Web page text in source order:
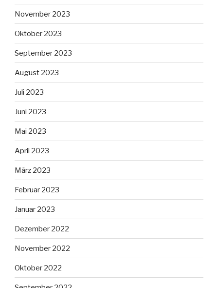
November 2023
Oktober 2023
September 2023
August 2023
Juli 2023
Juni 2023
Mai 2023
April 2023
März 2023
Februar 2023
Januar 2023
Dezember 2022
November 2022
Oktober 2022